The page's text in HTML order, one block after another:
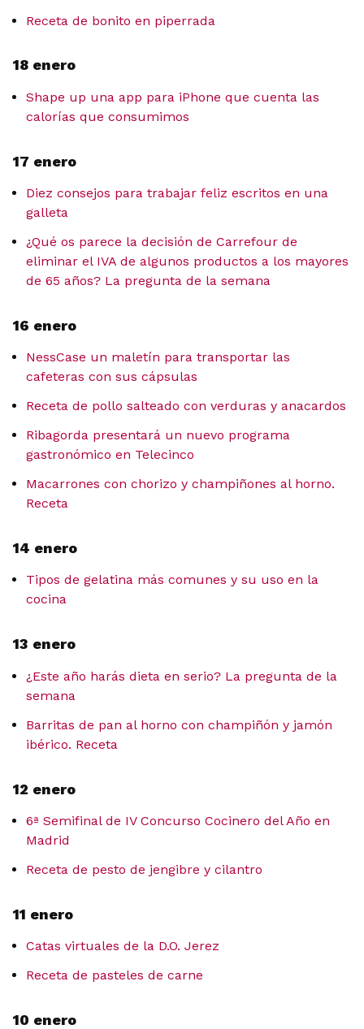
Receta de bonito en piperrada
18 enero
Shape up una app para iPhone que cuenta las
calorías que consumimos
17 enero
Diez consejos para trabajar feliz escritos en una
galleta
¿Qué os parece la decisión de Carrefour de
eliminar el IVA de algunos productos a los mayores
de 65 años? La pregunta de la semana
16 enero
NessCase un maletín para transportar las
cafeteras con sus cápsulas
Receta de pollo salteado con verduras y anacardos
Ribagorda presentará un nuevo programa
gastronómico en Telecinco
Macarrones con chorizo y champiñones al horno.
Receta
14 enero
Tipos de gelatina más comunes y su uso en la
cocina
13 enero
¿Este año harás dieta en serio? La pregunta de la
semana
Barritas de pan al horno con champiñón y jamón
ibérico. Receta
12 enero
6ª Semifinal de IV Concurso Cocinero del Año en
Madrid
Receta de pesto de jengibre y cilantro
11 enero
Catas virtuales de la D.O. Jerez
Receta de pasteles de carne
10 enero